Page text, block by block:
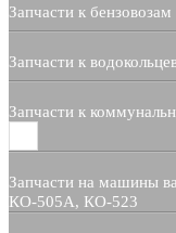
Запчасти к
Запчасти к
Запчасти к
Запчасти на машины
КО-505А, КО-523